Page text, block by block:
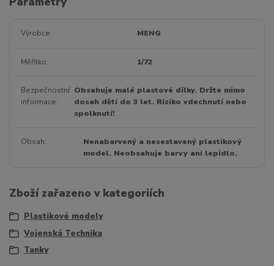
Výrobce MENG
Měřítko 1/72
Bezpečnostní
informace
Obsahuje malé plastové dílky. Držte mimo
dosah dětí do 3 let. Riziko vdechnutí nebo
spolknutí!
Obsah
Nenabarvený a nesestavený plastikový
model. Neobsahuje barvy ani lepidlo.
Zboží zařazeno v kategoriích
Plastikové modely
Vojenská Technika
Tanky